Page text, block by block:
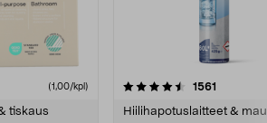
(1,00/kpl)
tiskaus
1561
Hiilihapotuslaitteet &
4.5viidestä